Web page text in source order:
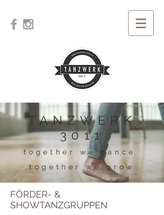
TANZWERK
3011
together we dance
together we grow
FÖRDER- &
SHOWTANZGRUPPEN